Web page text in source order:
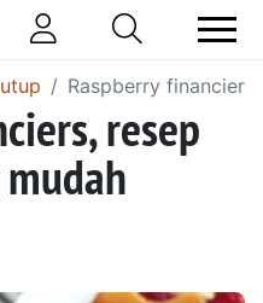
Raspberry
resep